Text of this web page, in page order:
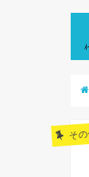
そ